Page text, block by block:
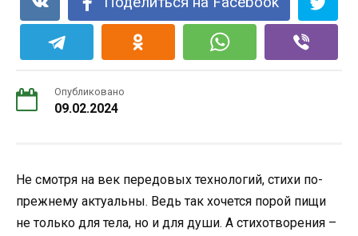
Опубликовано
09.02.2024
Не смотря на век передовых технологий, стихи по-
прежнему актуальны. Ведь так хочется порой пищи
не только для тела, но и для души. А стихотворения –